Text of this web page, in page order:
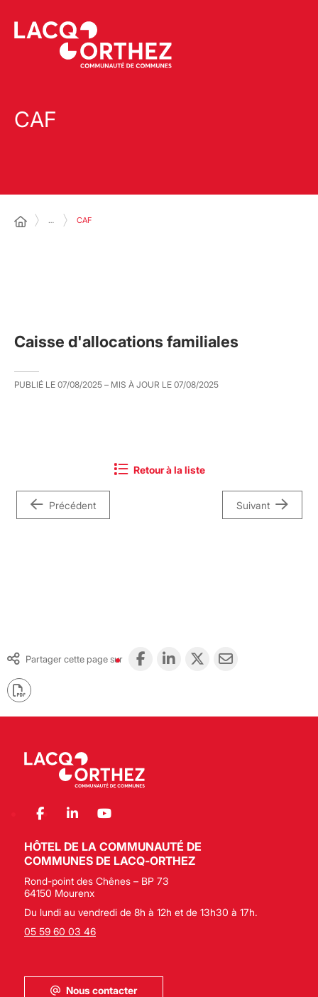
CAF
… CAF
Caisse d'allocations familiales
PUBLIÉ LE 07/08/2025 – MIS À JOUR LE 07/08/2025
Précédent
Retour à la liste
Suivant
Partager cette page sur
HÔTEL DE LA COMMUNAUTÉ DE
COMMUNES DE LACQ-ORTHEZ
Rond-point des Chênes – BP 73
64150 Mourenx
Du lundi au vendredi de 8h à 12h et de 13h30 à 17h.
05 59 60 03 46
Nous contacter